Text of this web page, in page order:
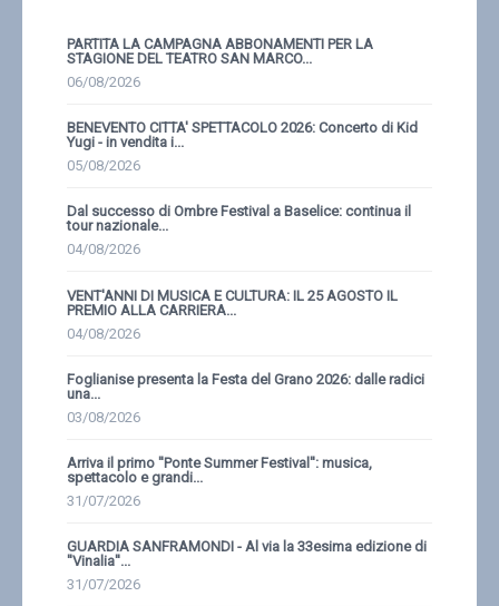
PARTITA LA CAMPAGNA ABBONAMENTI PER LA
STAGIONE DEL TEATRO SAN MARCO...
06/08/2026
BENEVENTO CITTA' SPETTACOLO 2026: Concerto di Kid
Yugi - in vendita i...
05/08/2026
Dal successo di Ombre Festival a Baselice: continua il
tour nazionale...
04/08/2026
VENT'ANNI DI MUSICA E CULTURA: IL 25 AGOSTO IL
PREMIO ALLA CARRIERA...
04/08/2026
Foglianise presenta la Festa del Grano 2026: dalle radici
una...
03/08/2026
Arriva il primo ''Ponte Summer Festival'': musica,
spettacolo e grandi...
31/07/2026
GUARDIA SANFRAMONDI - Al via la 33esima edizione di
''Vinalia''...
31/07/2026